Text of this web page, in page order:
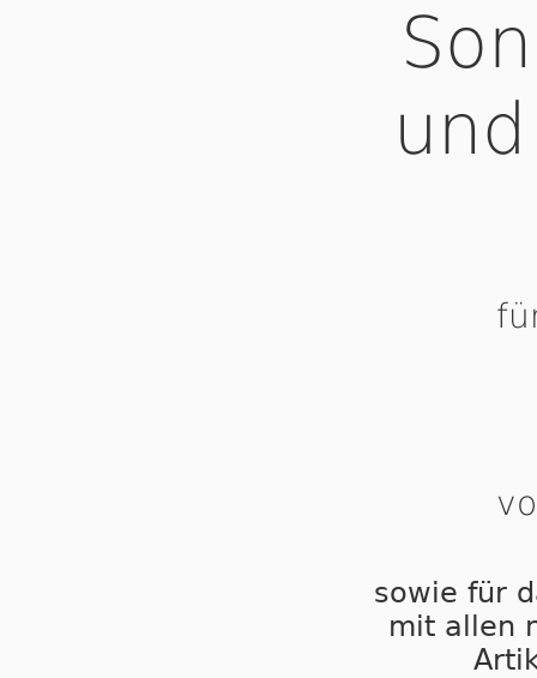
sowie für
mit allen